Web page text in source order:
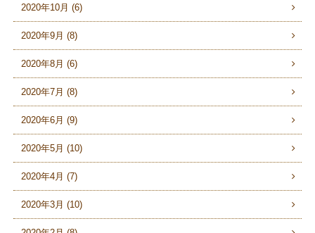
2020年10月 (6)
2020年9月 (8)
2020年8月 (6)
2020年7月 (8)
2020年6月 (9)
2020年5月 (10)
2020年4月 (7)
2020年3月 (10)